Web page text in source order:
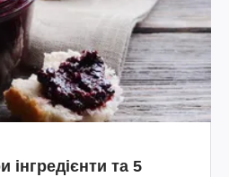
інгредієнти та 5